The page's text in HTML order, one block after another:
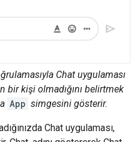
Chat uygulaması
bir kişi olmadığını belirtmek
App simgesini gösterir.
Chat uygulaması,